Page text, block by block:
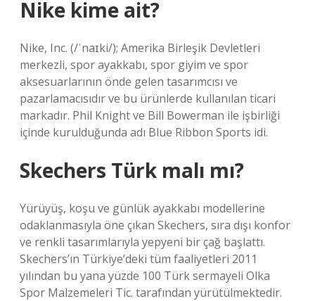
Nike kime ait?
Nike, Inc. (/ˈnaɪki/); Amerika Birleşik Devletleri
merkezli, spor ayakkabı, spor giyim ve spor
aksesuarlarının önde gelen tasarımcısı ve
pazarlamacısıdır ve bu ürünlerde kullanılan ticari
markadır. Phil Knight ve Bill Bowerman ile işbirliği
içinde kurulduğunda adı Blue Ribbon Sports idi.
Skechers Türk malı mı?
Yürüyüş, koşu ve günlük ayakkabı modellerine
odaklanmasıyla öne çıkan Skechers, sıra dışı konfor
ve renkli tasarımlarıyla yepyeni bir çağ başlattı.
Skechers’ın Türkiye’deki tüm faaliyetleri 2011
yılından bu yana yüzde 100 Türk sermayeli Olka
Spor Malzemeleri Tic. tarafından yürütülmektedir.